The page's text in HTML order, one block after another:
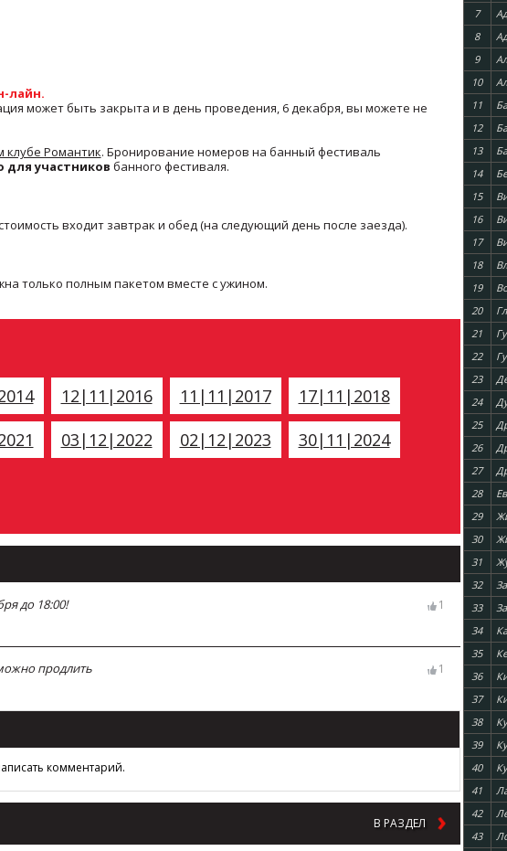
лайн.
может быть закрыта и в день проведения, 6 декабря, вы можете не
клубе Романтик. Бронирование номеров на банный фестиваль
для участников банного фестиваля.
входит завтрак и обед (на следующий день после заезда).
только полным пакетом вместе с ужином.
12|11|2016 11|11|2017
17|11|2018
03|12|2022 02|12|2023
30|11|2024
до 18:00! 1
продлить
1
комментарий.
В РАЗДЕЛ
7
8
9
10
11
12
13
14
15
16
17
18
19
20
21
22
23
24
25
26
27
28
29
30
31
32
33
34
35
36
37
38
39
40
41
42
43